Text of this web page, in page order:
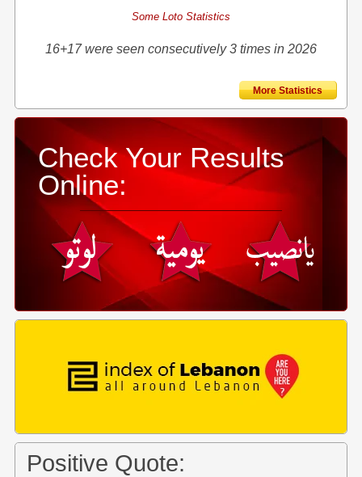
Some Loto Statistics
16+17 were seen consecutively 3 times in 2026
More Statistics
Check Your Results
Online:
Positive Quote: